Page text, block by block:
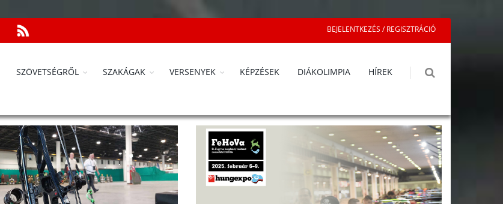
BEJELENTKEZÉS / REGISZTRÁCIÓ
SZÖVETSÉGRŐL SZAKÁGAK VERSENYEK KÉPZÉSEK DIÁKOLIMPIA HÍREK